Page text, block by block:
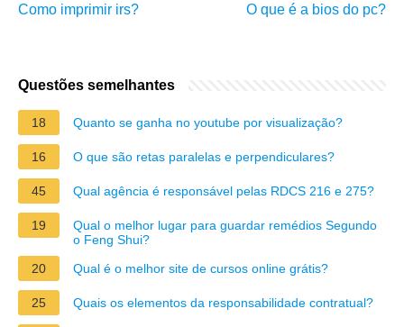
Como imprimir irs?
O que é a bios do pc?
Questões semelhantes
18 Quanto se ganha no youtube por visualização?
16 O que são retas paralelas e perpendiculares?
45 Qual agência é responsável pelas RDCS 216 e 275?
19
Qual o melhor lugar para guardar remédios Segundo
o Feng Shui?
20
Qual é o melhor site de cursos online grátis?
25 Quais os elementos da responsabilidade contratual?